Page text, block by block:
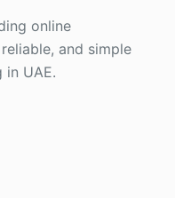
online
and simple
in UAE.